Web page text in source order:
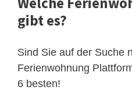
gibt es?
Sind Sie auf der Suche
Ferienwohnung
6 besten!